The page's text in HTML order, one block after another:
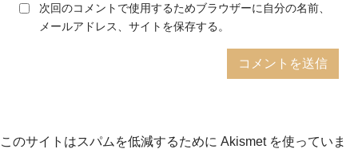
次回のコメントで使用するためブラウザーに自分の名前、
メールアドレス、サイトを保存する。
このサイトはスパムを低減するために Akismet を使っていま